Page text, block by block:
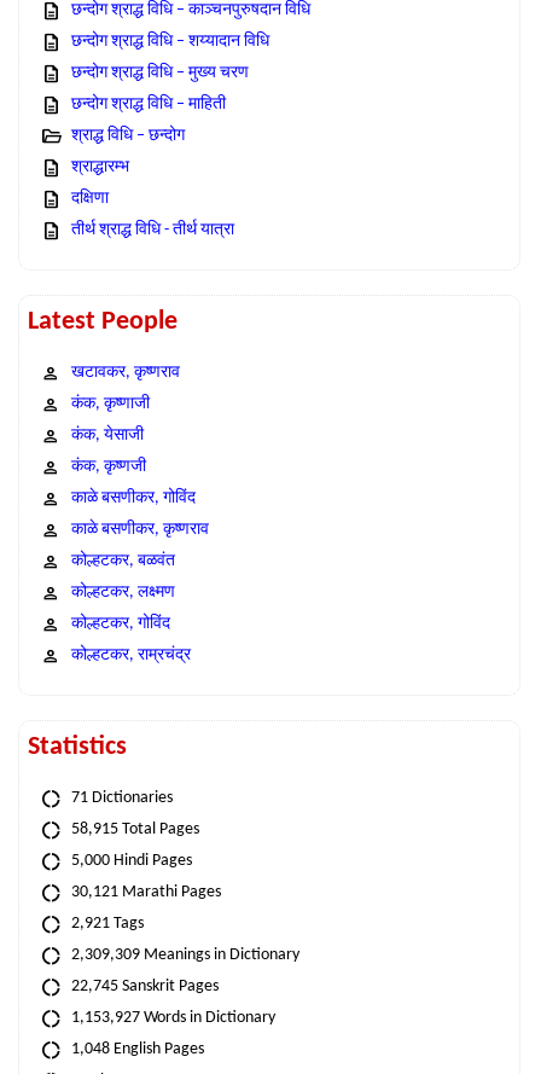
छन्दोग श्राद्ध विधि – काञ्चनपुरुषदान विधि
छन्दोग श्राद्ध विधि – शय्यादान विधि
छन्दोग श्राद्ध विधि – मुख्य चरण
छन्दोग श्राद्ध विधि – माहिती
श्राद्ध विधि – छन्दोग
श्राद्धारम्भ
दक्षिणा
तीर्थ श्राद्ध विधि - तीर्थ यात्रा
Latest People
खटावकर, कृष्णराव
कंक, कृष्णाजी
कंक, येसाजी
कंक, कृष्णजी
काळे बसणीकर, गोविंद
काळे बसणीकर, कृष्णराव
कोल्हटकर, बळवंत
कोल्हटकर, लक्ष्मण
कोल्हटकर, गोविंद
कोल्हटकर, राम्रचंद्र
Statistics
71 Dictionaries
58,915 Total Pages
5,000 Hindi Pages
30,121 Marathi Pages
2,921 Tags
2,309,309 Meanings in Dictionary
22,745 Sanskrit Pages
1,153,927 Words in Dictionary
1,048 English Pages